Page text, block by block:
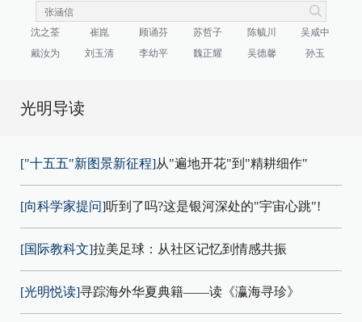
沈之荃 崔崑 顾诵芬 苏哲子 陈毓川
吴咸中
戴汝为
刘玉清 李幼平 魏正耀 吴德馨 孙玉
光明导读
["十五五"新图景新征程]从"遍地开花"到"精耕细作"
[向科学家提问]听到了吗?这是银河深处的"宇宙心跳"!
[国际教科文]拉美足球：从社区记忆到情感共振
[光明悦读]寻踪海外华夏典籍——读《瀛海寻珍》